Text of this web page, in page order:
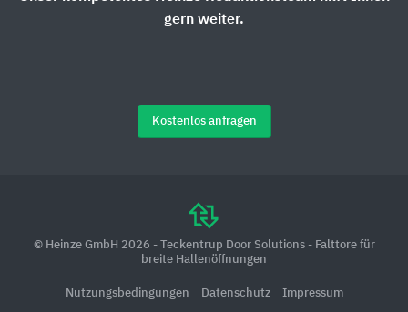
gern weiter.
Kostenlos anfragen
© Heinze GmbH 2026 - Teckentrup Door Solutions - Falttore für
breite Hallenöffnungen
Nutzungsbedingungen Datenschutz Impressum